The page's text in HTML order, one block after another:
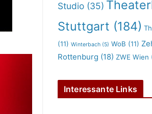
Studio (35)
Stuttgart (184)
(11) Winterbach (5) WoB (11)
Rottenburg (18) ZWE Wien
Interessante Links